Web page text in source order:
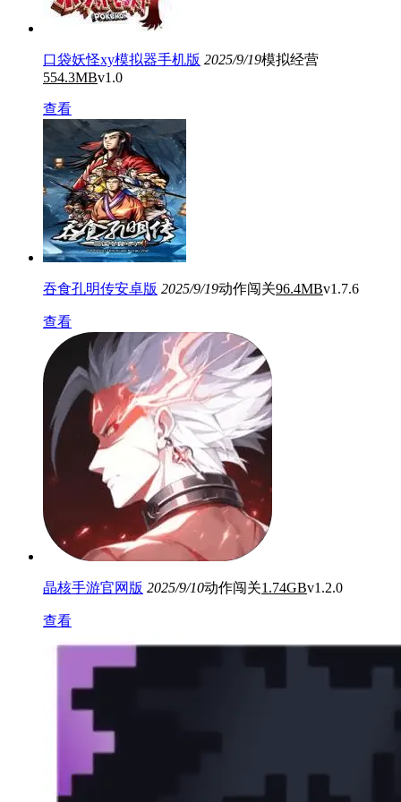
口袋妖怪xy模拟器手机版 2025/9/19模拟经营
554.3MBv1.0
查看
吞食孔明传安卓版 2025/9/19动作闯关96.4MBv1.7.6
查看
晶核手游官网版 2025/9/10动作闯关1.74GBv1.2.0
查看